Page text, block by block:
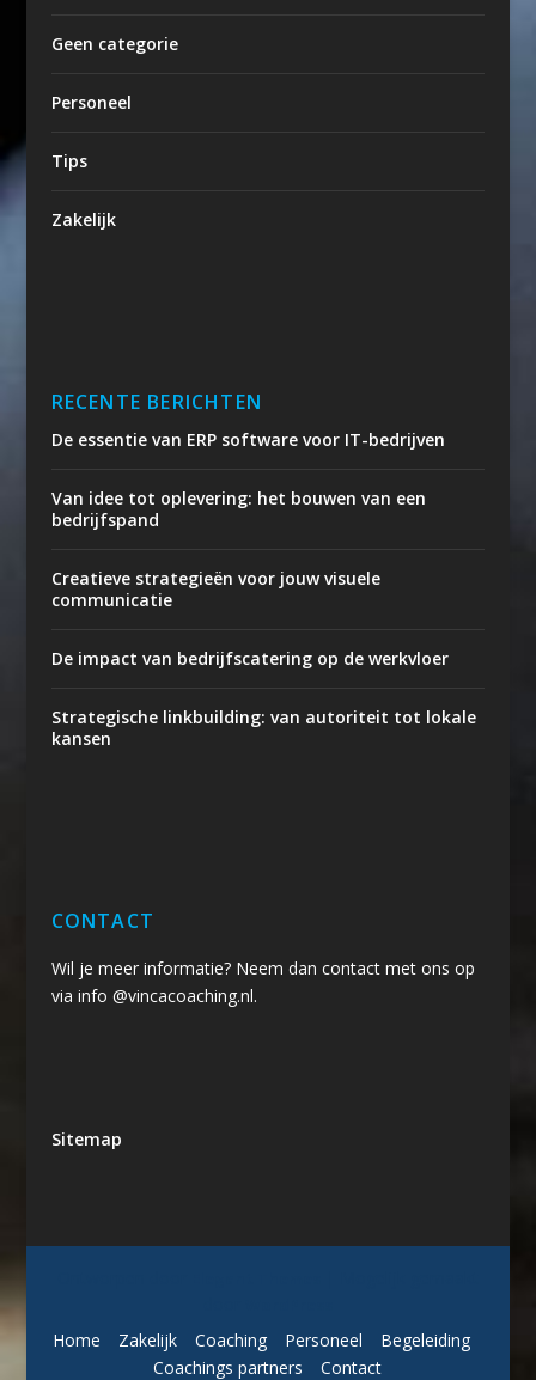
Geen categorie
Personeel
Tips
Zakelijk
RECENTE BERICHTEN
De essentie van ERP software voor IT-bedrijven
Van idee tot oplevering: het bouwen van een
bedrijfspand
Creatieve strategieën voor jouw visuele
communicatie
De impact van bedrijfscatering op de werkvloer
Strategische linkbuilding: van autoriteit tot lokale
kansen
CONTACT
Wil je meer informatie? Neem dan contact met ons op
via info @vincacoaching.nl.
Sitemap
Home Zakelijk Coaching Personeel
Begeleiding
Coachings partners
Contact